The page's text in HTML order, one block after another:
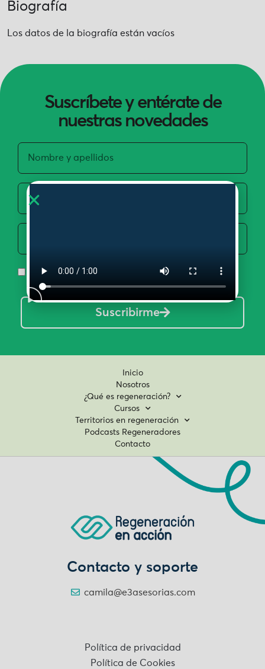
Biografía
Los datos de la biografía están vacíos
Suscríbete y entérate de
nuestras novedades
Acepto la Política de Privacidad y Uso de Datos
Suscribirme
Inicio
Nosotros
¿Qué es regeneración?
Cursos
Territorios en regeneración
Podcasts Regeneradores
Contacto
Contacto y soporte
camila@e3asesorias.com
Política de privacidad
Política de Cookies